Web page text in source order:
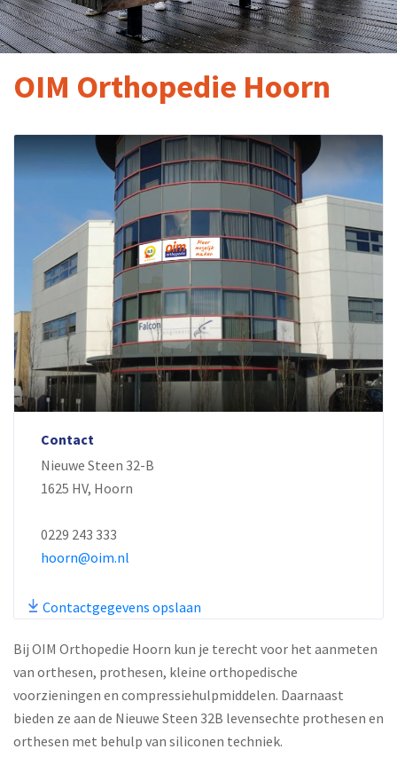
OIM Orthopedie Hoorn
Contact
Nieuwe Steen 32-B
1625 HV, Hoorn
0229 243 333
hoorn@oim.nl
Contactgegevens opslaan
Bij OIM Orthopedie Hoorn kun je terecht voor het aanmeten
van orthesen, prothesen, kleine orthopedische
voorzieningen en compressiehulpmiddelen. Daarnaast
bieden ze aan de Nieuwe Steen 32B levensechte prothesen en
orthesen met behulp van siliconen techniek.